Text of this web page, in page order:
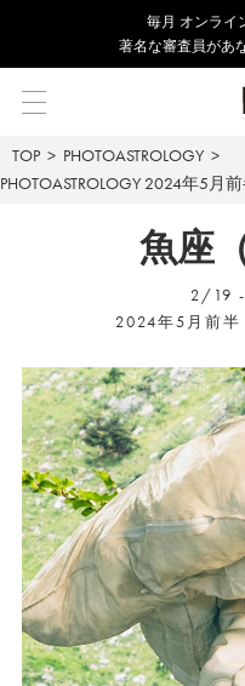
毎⽉ オンライ
著名な審査員があ
TOP
PHOTOASTROLOGY
PHOTOASTROLOGY 2024年5月
魚座
2/19
2024年5月前